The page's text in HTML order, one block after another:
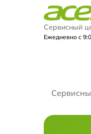
Сервисный
Ежедневно с